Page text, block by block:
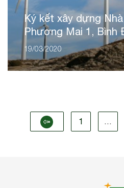
Ký kết xây dựng
Phương Mai 1, Bình
19/03/2020
1 …